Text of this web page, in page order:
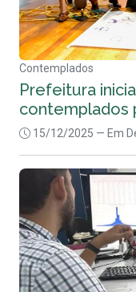
Contemplados
Prefeitura
contemplados
15/12/2025 — Em